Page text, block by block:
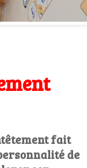
fait
de